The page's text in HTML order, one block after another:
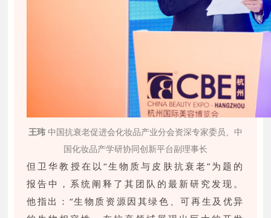
王玮 中国抗衰老促进会化妆品产业分会资深专家委员、中
国化妆品产学研协同创新平台副理事长
但卫华教授在以“生物质与皮肤抗衰老”为题的
报告中，系统阐释了其团队的最新研究发现。
他指出：“生物质资源因其绿色、可再生及优异